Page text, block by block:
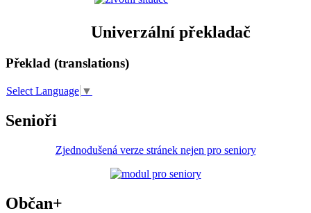
Univerzální překladač
Překlad (translations)
Select Language ▼
Senioři
Zjednodušená verze stránek nejen pro seniory
Občan+